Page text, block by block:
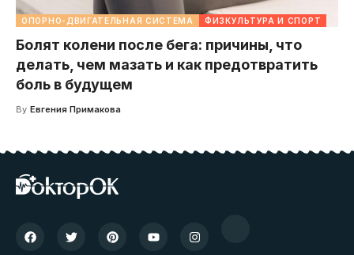
ОПОРНО-ДВИГАТЕЛЬНАЯ СИСТЕМА ФИЗКУЛЬТУРА И СПОРТ
Болят колени после бега: причины, что
делать, чем мазать и как предотвратить
боль в будущем
By Евгения Примакова